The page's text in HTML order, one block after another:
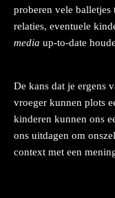
proberen vele
relaties, eventuele
media up-to-date
De kans dat je ergens
vroeger kunnen plots
kinderen kunnen ons
ons uitdagen om
context met een